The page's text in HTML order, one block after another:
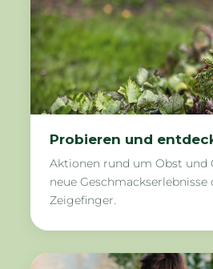
Probieren und
Aktionen rund um Obst und
neue Geschmackserlebnisse
Zeigefinger.